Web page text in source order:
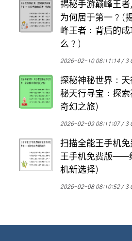
揭秘手游巅峰王
为何居于第一？(
峰王者：背后的
么？)
2026-02-10 08:11:14 3
探秘神秘世界：
秘天行寻宝：探
奇幻之旅)
2026-02-09 08:11:07 3
扫描全能王手机
王手机免费版——
机新选择)
2026-02-08 08:10:52 3